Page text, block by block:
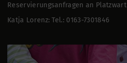
Reservierungsanfragen an Platzwart
Katja Lorenz: Tel.: 0163-7301846